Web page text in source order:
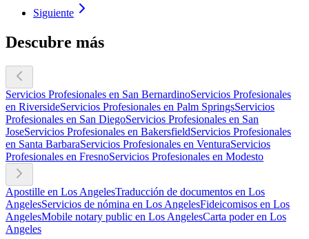
Siguiente
Descubre más
Servicios Profesionales en San BernardinoServicios Profesionales
en RiversideServicios Profesionales en Palm SpringsServicios
Profesionales en San DiegoServicios Profesionales en San
JoseServicios Profesionales en BakersfieldServicios Profesionales
en Santa BarbaraServicios Profesionales en VenturaServicios
Profesionales en FresnoServicios Profesionales en Modesto
Apostille en Los AngelesTraducción de documentos en Los
AngelesServicios de nómina en Los AngelesFideicomisos en Los
AngelesMobile notary public en Los AngelesCarta poder en Los
Angeles